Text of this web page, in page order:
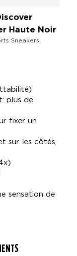
Haute Noir
Sneakers
plus de
fixer un
sur les côtés,
sensation de